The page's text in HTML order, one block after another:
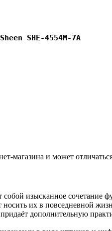
SHE-4554M-7A
магазина и может
изысканное сочетание
носить их в повседневной
дополнительную